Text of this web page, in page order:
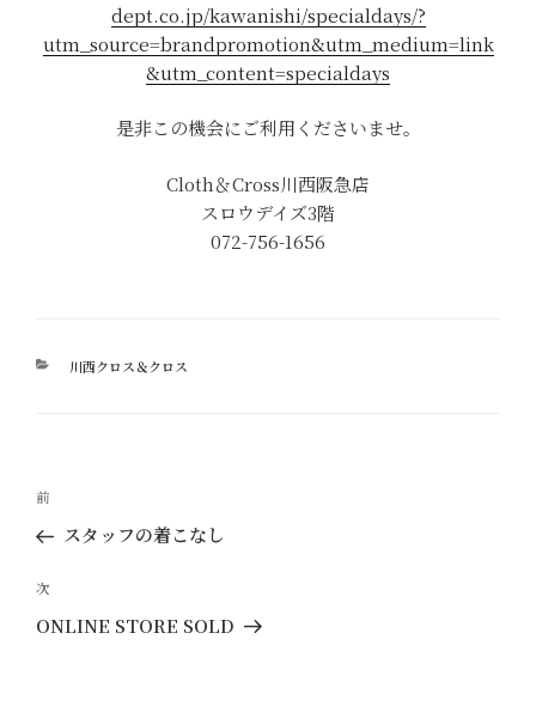
dept.co.jp/kawanishi/specialdays/?
utm_source=brandpromotion&utm_medium=link
&utm_content=specialdays
是非この機会にご利用くださいませ。
Cloth＆Cross川西阪急店
スロウデイズ3階
072-756-1656
カ
川西クロス＆クロス
投
ナ
ビ
ゲ
過
去
投
稿
前
スタッフの着こなし
次
の
次
ONLINE STORE SOLD